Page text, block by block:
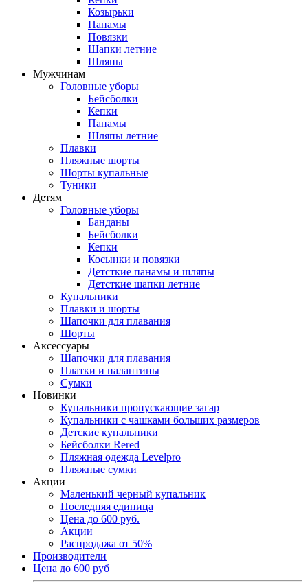
Козырьки
Панамы
Повязки
Шапки летние
Шляпы
Мужчинам
Головные уборы
Бейсболки
Кепки
Панамы
Шляпы летние
Плавки
Пляжные шорты
Шорты купальные
Туники
Детям
Головные уборы
Банданы
Бейсболки
Кепки
Косынки и повязки
Детсткие панамы и шляпы
Детсткие шапки летние
Купальники
Плавки и шорты
Шапочки для плавания
Шорты
Аксессуары
Шапочки для плавания
Платки и палантины
Сумки
Новинки
Купальники пропускающие загар
Купальники с чашками больших размеров
Детские купальники
Бейсболки Rered
Пляжная одежда Levelpro
Пляжные сумки
Акции
Маленький черный купальник
Последняя единица
Цена до 600 руб.
Акции
Распродажа от 50%
Производители
Цена до 600 руб